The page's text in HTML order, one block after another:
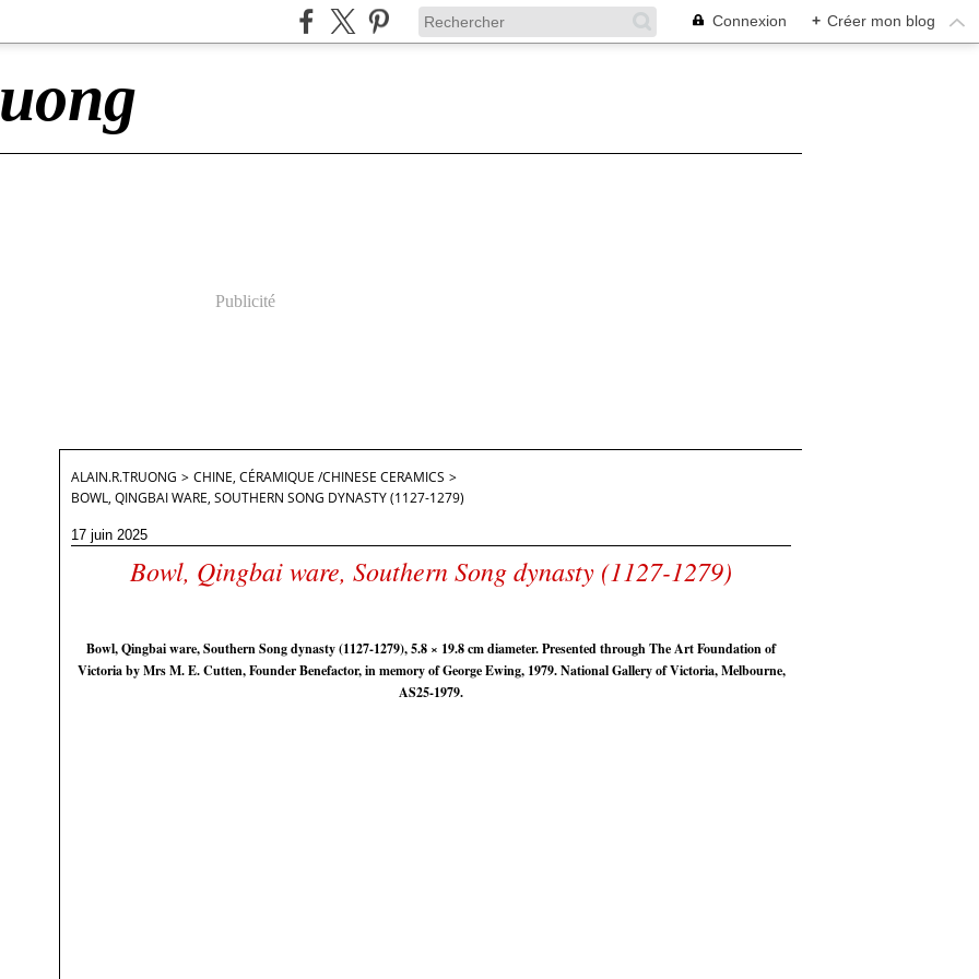
Connexion + Créer mon blog
Publicité
ALAIN.R.TRUONG > CHINE, CÉRAMIQUE /CHINESE CERAMICS >
BOWL, QINGBAI WARE, SOUTHERN SONG DYNASTY (1127-1279)
17 juin 2025
Bowl, Qingbai ware, Southern Song dynasty (1127-1279)
Bowl, Qingbai ware, Southern Song dynasty (1127-1279), 5.8 × 19.8 cm diameter. Presented through The Art Foundation of
Victoria by Mrs M. E. Cutten, Founder Benefactor, in memory of George Ewing, 1979. National Gallery of Victoria, Melbourne,
AS25-1979.